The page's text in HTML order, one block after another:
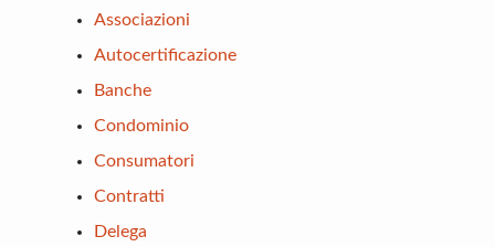
Associazioni
Autocertificazione
Banche
Condominio
Consumatori
Contratti
Delega